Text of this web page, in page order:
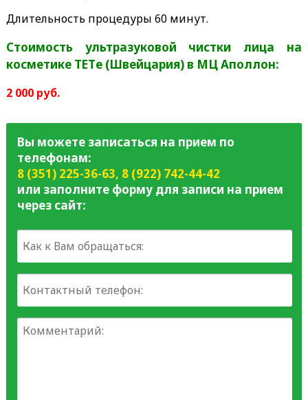
Длительность процедуры 60 минут.
Стоимость ультразуковой чистки лица на
косметике ТЕТe (Швейцария) в МЦ Аполлон:
2 000 руб.
Вы можете записаться на прием по
телефонам:
8 (351) 225-36-63, 8 (922) 742-44-42
или заполните форму для записи на прием
через сайт: